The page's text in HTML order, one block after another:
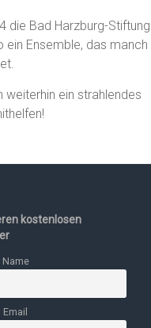
die Bad Harzburg-Stiftung
Ensemble, das manch
weiterhin ein strahlendes
kostenlosen
Name
Email